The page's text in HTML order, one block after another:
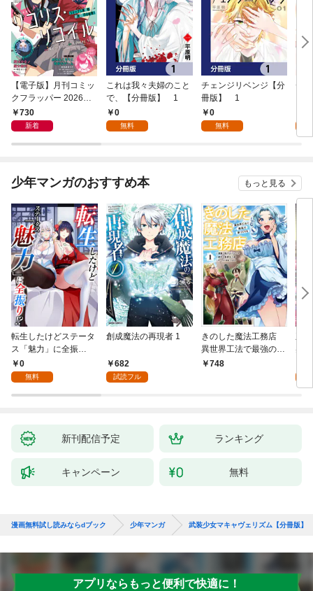
【電子版】月刊コミッ
クフラッパー 2026年9
月号730
新着
これは我々夫婦のこと
で、【分冊版】 1
0
無料
チェンジリベンジ【分
冊版】 1
0
無料
チ
少年マンガのおすすめ本 もっと見る
転生したけどステータ
ス「魅力」に全振
り！？(1)
0
無料
創成魔法の再現者 1
682
試読フル
きのした魔法工務店
異世界工法で最強の家
づくりを（コミック）
748
兆
る
新刊配信予定 ランキング
キャンペーン 無料
漫画無料試し読みならdブック 少年マンガ 武装少女マキャヴェリズム【分冊版】
アプリならもっと便利で快適に！